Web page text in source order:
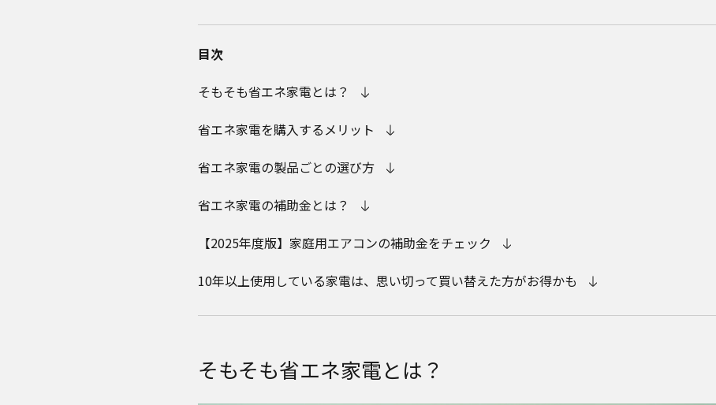
目次
そもそも省エネ家電とは？
省エネ家電を購入するメリット
省エネ家電の製品ごとの選び方
省エネ家電の補助金とは？
【2025年度版】家庭用エアコンの補助金をチェック
10年以上使用している家電は、思い切って買い替えた方がお得かも
そもそも省エネ家電とは？